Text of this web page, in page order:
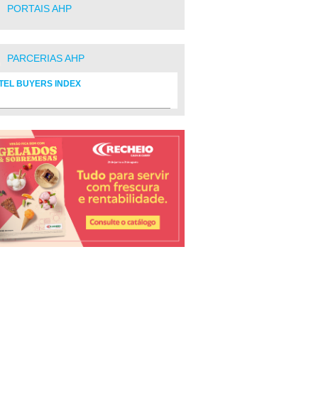
PORTAIS AHP
PARCERIAS AHP
BUYERS INDEX